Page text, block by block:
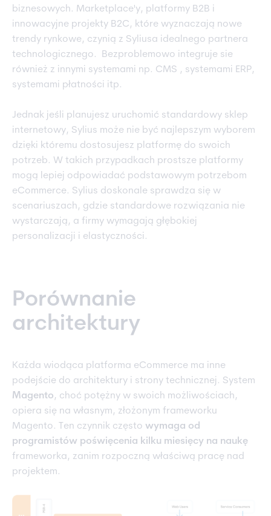
biznesowych. Marketplace'y, platformy B2B i
innowacyjne projekty B2C, które wyznaczają nowe
trendy rynkowe, czynią z Syliusa idealnego partnera
technologicznego. Bezproblemowo integruje sie
również z innymi systemami np. CMS , systemami ERP,
systemami płatności itp.
Jednak jeśli planujesz uruchomić standardowy sklep
internetowy, Sylius może nie być najlepszym wyborem
dzięki któremu dostosujesz platformę do swoich
potrzeb. W takich przypadkach prostsze platformy
mogą lepiej odpowiadać podstawowym potrzebom
eCommerce. Sylius doskonale sprawdza się w
scenariuszach, gdzie standardowe rozwiązania nie
wystarczają, a firmy wymagają głębokiej
personalizacji i elastyczności.
Porównanie
architektury
Każda wiodąca platforma eCommerce ma inne
podejście do architektury i strony technicznej. System
Magento, choć potężny w swoich możliwościach,
opiera się na własnym, złożonym frameworku
Magento. Ten czynnik często wymaga od
programistów poświęcenia kilku miesięcy na naukę
frameworka, zanim rozpoczną właściwą pracę nad
projektem.